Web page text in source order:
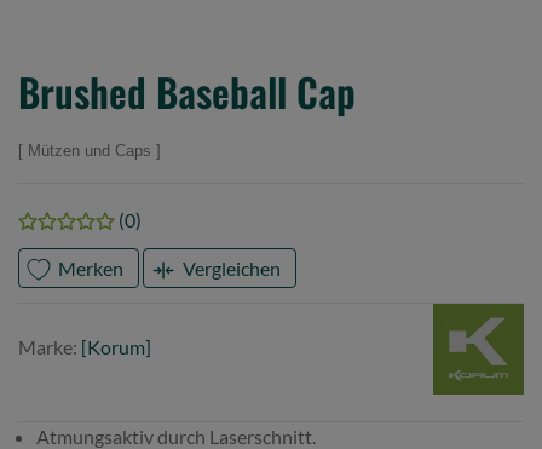
Brushed Baseball Cap
Mützen und Caps
(0)
Merken Vergleichen
Marke: [Korum]
Atmungsaktiv durch Laserschnitt.